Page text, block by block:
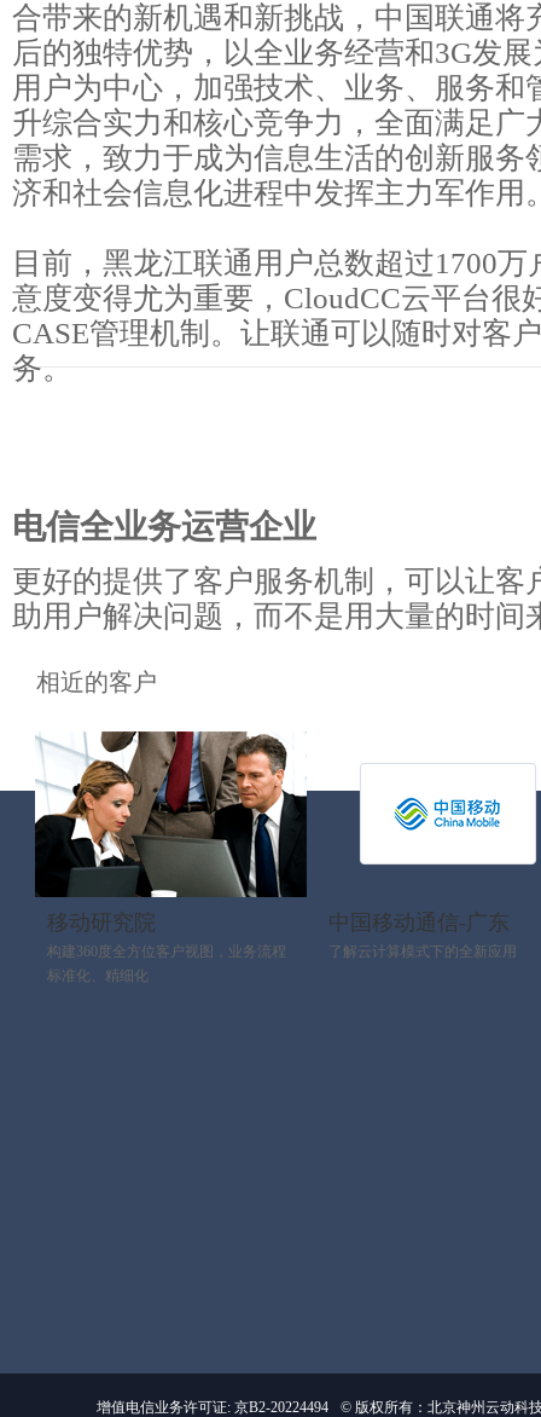
合带来的新机遇和新挑战，中国联通将
后的独特优势，以全业务经营和3G发
用户为中心，加强技术、业务、服务和
升综合实力和核心竞争力，全面满足广
需求，致力于成为信息生活的创新服务
济和社会信息化进程中发挥主力军作用
目前，黑龙江联通用户总数超过1700
意度变得尤为重要，CloudCC云平台很
CASE管理机制。让联通可以随时对客
务。
电信全业务运营企业
更好的提供了客户服务机制，可以让客
助用户解决问题，而不是用大量的时间
相近的客户
移动研究院
构建360度全方位客户视图，业务流程
标准化、精细化
中国移动通信-广东
了解云计算模式下的全新应用
增值电信业务许可证: 京B2-20224494
© 版权所有：北京神州云动科